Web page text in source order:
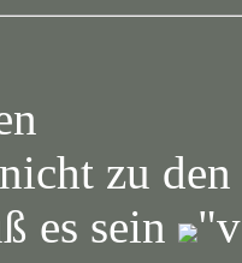
zu
es sein